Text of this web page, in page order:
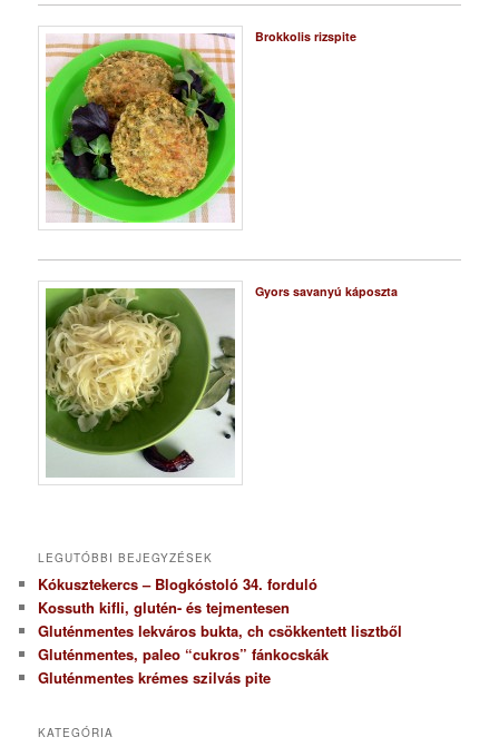
Brokkolis rizspite
Gyors savanyú káposzta
LEGUTÓBBI BEJEGYZÉSEK
Kókusztekercs – Blogkóstoló 34. forduló
Kossuth kifli, glutén- és tejmentesen
Gluténmentes lekváros bukta, ch csökkentett lisztből
Gluténmentes, paleo “cukros” fánkocskák
Gluténmentes krémes szilvás pite
KATEGÓRIA